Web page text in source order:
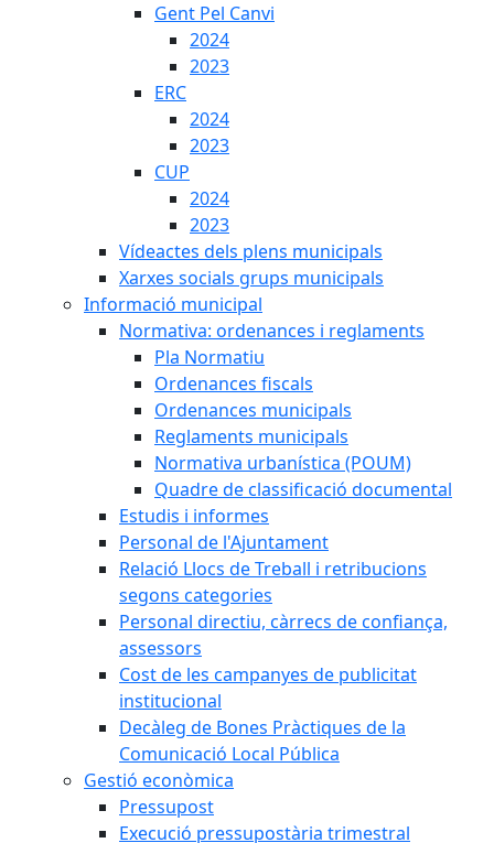
Gent Pel Canvi
2024
2023
ERC
2024
2023
CUP
2024
2023
Vídeactes dels plens municipals
Xarxes socials grups municipals
Informació municipal
Normativa: ordenances i reglaments
Pla Normatiu
Ordenances fiscals
Ordenances municipals
Reglaments municipals
Normativa urbanística (POUM)
Quadre de classificació documental
Estudis i informes
Personal de l'Ajuntament
Relació Llocs de Treball i retribucions
segons categories
Personal directiu, càrrecs de confiança,
assessors
Cost de les campanyes de publicitat
institucional
Decàleg de Bones Pràctiques de la
Comunicació Local Pública
Gestió econòmica
Pressupost
Execució pressupostària trimestral